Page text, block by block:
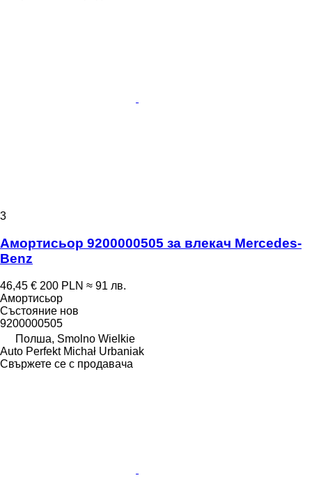
3
Амортисьор 9200000505 за влекач Mercedes-
Benz
46,45 € 200 PLN ≈ 91 лв.
Амортисьор
Състояние нов
9200000505
Полша, Smolno Wielkie
Auto Perfekt Michał Urbaniak
Свържете се с продавача